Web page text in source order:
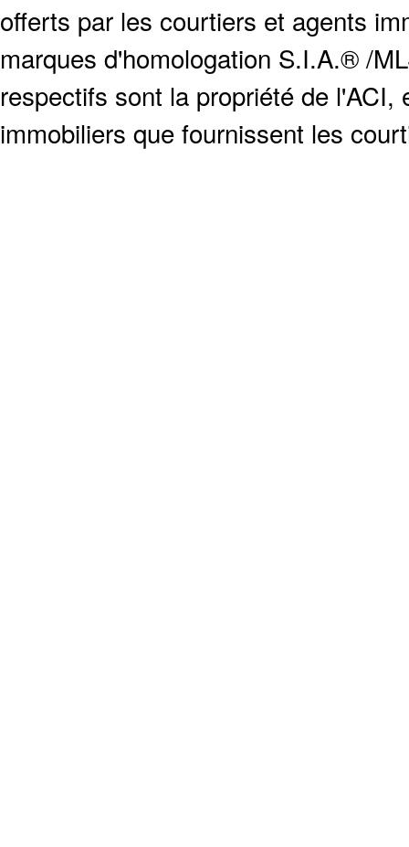
offerts par les courtiers et agents
marques d'homologation S.I.A.® /
respectifs sont la propriété de
immobiliers que fournissent les